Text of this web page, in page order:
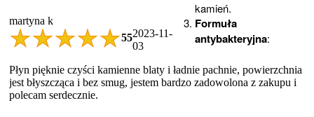
martyna k
552023-11-
03
Płyn pięknie czyści kamienne blaty i ładnie pachnie, powierzchnia
jest błyszcząca i bez smug, jestem bardzo zadowolona z zakupu i
polecam serdecznie.
kamień.
Formuła
antybakteryjna: